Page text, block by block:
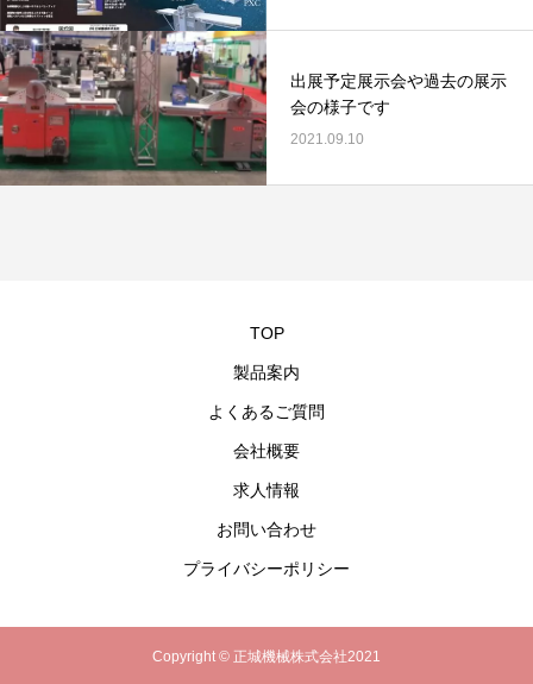
出展予定展示会や過去の展示
会の様子です
2021.09.10
TOP
製品案内
よくあるご質問
会社概要
求人情報
お問い合わせ
プライバシーポリシー
Copyright © 正城機械株式会社2021